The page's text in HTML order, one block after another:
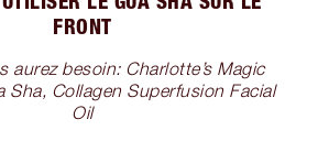
FRONT
aurez besoin: Charlotte’s Magic
Sha, Collagen Superfusion Facial
Oil